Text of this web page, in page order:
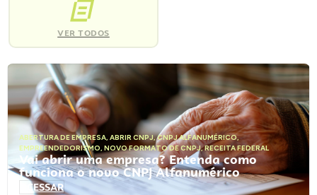
VER TODOS
ABERTURA DE EMPRESA, ABRIR CNPJ,CNPJ ALFANUMÉRICO,
EMPREENDEDORISMO, NOVO FORMATO DE CNPJ,RECEITA FEDERAL
Vai abrir uma empresa? Entenda como
funciona o novo CNPJ Alfanumérico
ACESSAR